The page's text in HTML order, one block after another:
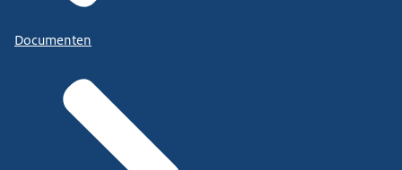
Documenten